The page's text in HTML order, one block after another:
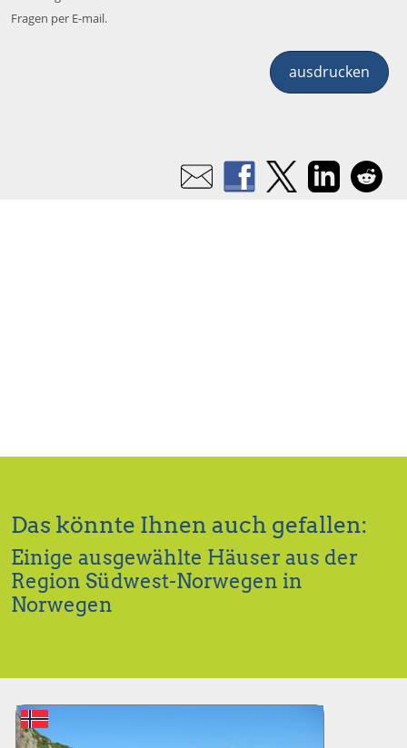
Fragen per E-mail.
ausdrucken
Das könnte Ihnen auch gefallen:
Einige ausgewählte Häuser aus der
Region Südwest-Norwegen in
Norwegen